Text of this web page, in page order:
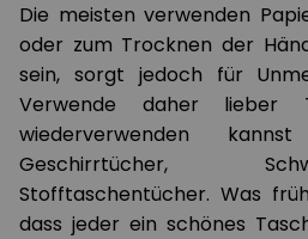
Die meisten verwenden
oder zum Trocknen der
sein, sorgt jedoch für
Verwende daher lieber
wiederverwenden
Geschirrtücher,
Stofftaschentücher. Was
dass jeder ein schönes